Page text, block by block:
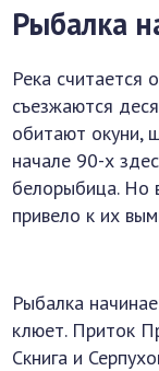
Рыбалка
Река считается
съезжаются
обитают окуни,
начале 90-х
белорыбица. Но
привело к их
Рыбалка
клюет. Приток
Скнига и